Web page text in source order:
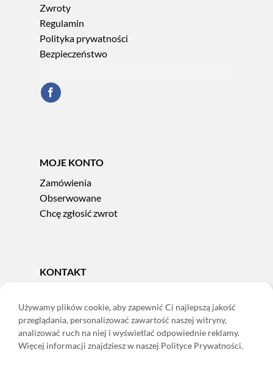
Zwroty
Regulamin
Polityka prywatności
Bezpieczeństwo
MOJE KONTO
Zamówienia
Obserwowane
Chcę zgłosić zwrot
KONTAKT
e-mail:sklep@adoris.pl
poniedziałek - piątek 8:00-16:00
Adoris Dorota Święcka
Używamy plików cookie, aby zapewnić Ci najlepszą jakość
przeglądania, personalizować zawartość naszej witryny,
analizować ruch na niej i wyświetlać odpowiednie reklamy.
Więcej informacji znajdziesz w naszej Polityce Prywatności.